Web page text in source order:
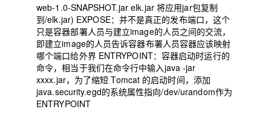
web-1.0-SNAPSHOT.jar elk.jar 将应用jar包复制
到/elk.jar) EXPOSE：并不是真正的发布端口，这个
只是容器部署人员与建立image的人员之间的交流，
即建立image的人员告诉容器布署人员容器应该映射
哪个端口给外界 ENTRYPOINT：容器启动时运行的
命令，相当于我们在命令行中输入java -jar
xxxx.jar，为了缩短 Tomcat 的启动时间，添加
java.security.egd的系统属性指向/dev/urandom作为
ENTRYPOINT